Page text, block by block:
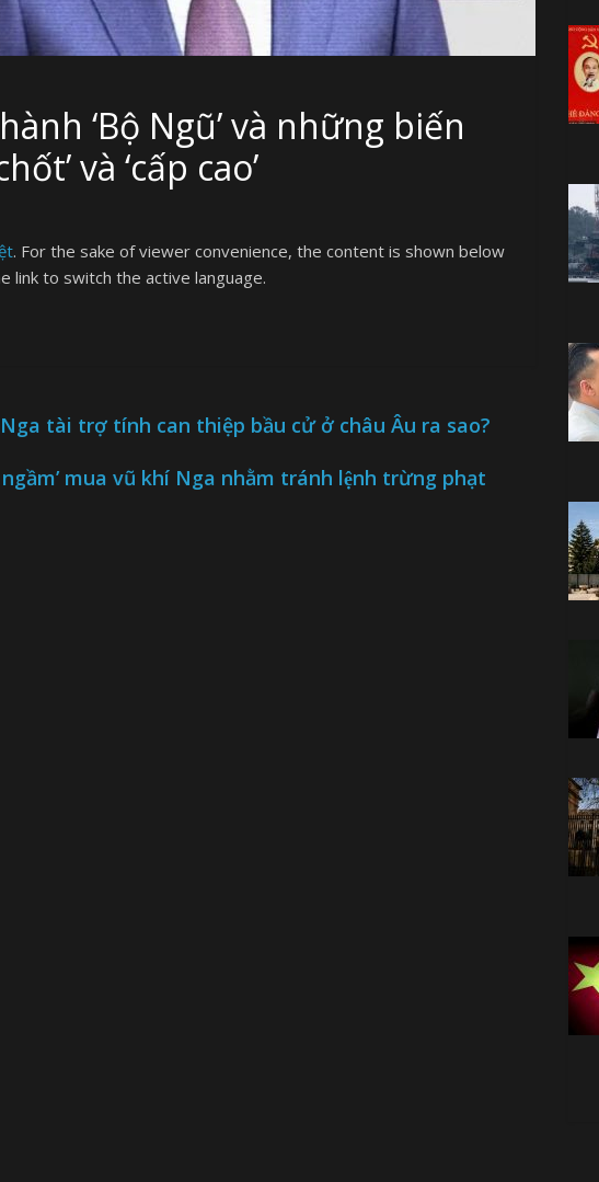
‘Bộ Ngũ’ và những biến
và ‘cấp cao’
. For the sake of viewer convenience, the content is shown below
link to switch the active language.
tài trợ tính can thiệp bầu cử ở châu Âu ra sao?
mua vũ khí Nga nhằm tránh lệnh trừng phạt